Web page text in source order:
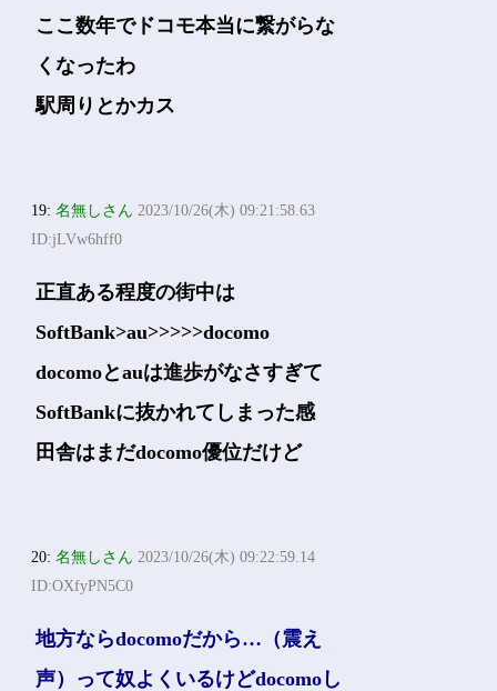
ここ数年でドコモ本当に繋がらな
くなったわ
駅周りとかカス
19:名無しさん 2023/10/26(木) 09:21:58.63
ID:jLVw6hff0
正直ある程度の街中は
SoftBank>au>>>>>docomo
docomoとauは進歩がなさすぎて
SoftBankに抜かれてしまった感
田舎はまだdocomo優位だけど
20:名無しさん 2023/10/26(木) 09:22:59.14
ID:OXfyPN5C0
地方ならdocomoだから…（震え
声）って奴よくいるけどdocomoし